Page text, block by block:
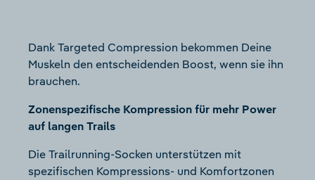
Dank Targeted Compression bekommen Deine
Muskeln den entscheidenden Boost, wenn sie ihn
brauchen.
Zonenspezifische Kompression für mehr Power
auf langen Trails
Die Trailrunning-Socken unterstützen mit
spezifischen Kompressions- und Komfortzonen